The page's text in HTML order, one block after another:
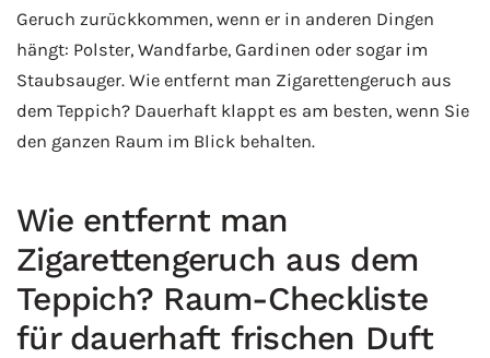
Geruch zurückkommen, wenn er in anderen Dingen
hängt: Polster, Wandfarbe, Gardinen oder sogar im
Staubsauger. Wie entfernt man Zigarettengeruch aus
dem Teppich? Dauerhaft klappt es am besten, wenn Sie
den ganzen Raum im Blick behalten.
Wie entfernt man
Zigarettengeruch aus dem
Teppich? Raum-Checkliste
für dauerhaft frischen Duft